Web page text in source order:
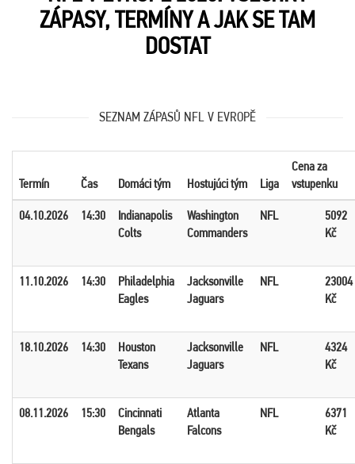
ZÁPASY, TERMÍNY A JAK SE TAM
DOSTAT
SEZNAM ZÁPASŮ NFL V EVROPĚ
Termín Čas Domáci tým Hostujúci tým Liga
Cena za
vstupenku
04.10.2026 14:30
Indianapolis
Colts
Washington
Commanders
NFL
5092
Kč
11.10.2026 14:30
Philadelphia
Eagles
Jacksonville
Jaguars
NFL
23004
Kč
18.10.2026 14:30
Houston
Texans
Jacksonville
Jaguars
NFL
4324
Kč
08.11.2026 15:30
Cincinnati
Bengals
Atlanta
Falcons
NFL
6371
Kč